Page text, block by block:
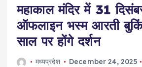
महाकाल मंदिर में 31
ऑफलाइन भस्म आरती
साल पर होंगे दर्शन
मध्यप्रदेश December 24, 2025